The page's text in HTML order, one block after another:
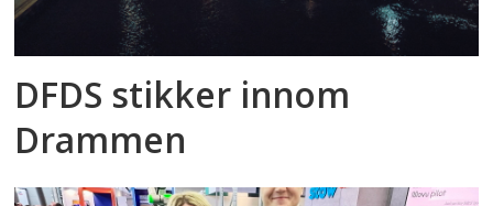
DFDS stikker innom
Drammen